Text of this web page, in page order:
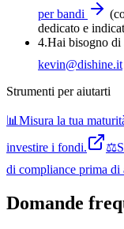
per bandi
dedicato e
4.Hai bisogno di
kevin@dishine.it
Strumenti per aiutarti
📊 Misura la tua
investire i fondi.
⚖️
di compliance prima
Domande